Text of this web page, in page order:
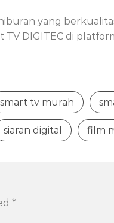
yang
DIGITEC di
smart tv murah
siaran digital film
*